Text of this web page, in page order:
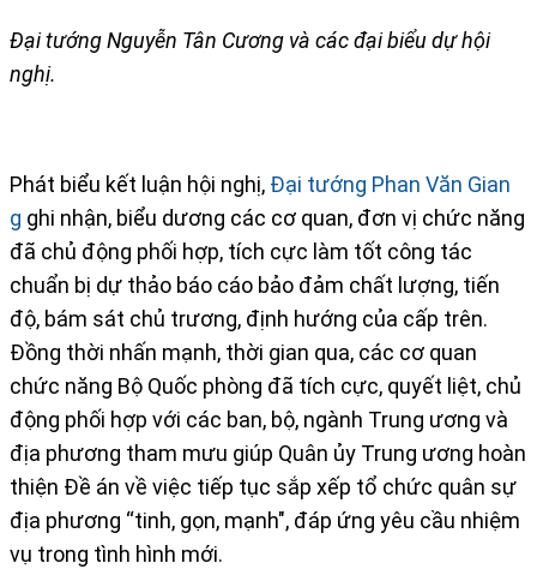
Đại tướng Nguyễn Tân Cương và các đại biểu dự hội
nghị.
Phát biểu kết luận hội nghị, Đại tướng Phan Văn Gian
g ghi nhận, biểu dương các cơ quan, đơn vị chức năng
đã chủ động phối hợp, tích cực làm tốt công tác
chuẩn bị dự thảo báo cáo bảo đảm chất lượng, tiến
độ, bám sát chủ trương, định hướng của cấp trên.
Đồng thời nhấn mạnh, thời gian qua, các cơ quan
chức năng Bộ Quốc phòng đã tích cực, quyết liệt, chủ
động phối hợp với các ban, bộ, ngành Trung ương và
địa phương tham mưu giúp Quân ủy Trung ương hoàn
thiện Đề án về việc tiếp tục sắp xếp tổ chức quân sự
địa phương “tinh, gọn, mạnh", đáp ứng yêu cầu nhiệm
vụ trong tình hình mới.